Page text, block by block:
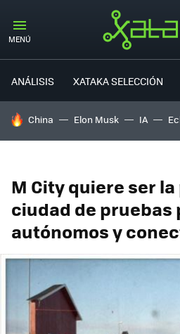
MENÚ
ANÁLISIS XATAKA SELECCIÓN
HOY SE HABLA DE
China Elon Musk IA
M City quiere ser
ciudad de pruebas
autónomos y